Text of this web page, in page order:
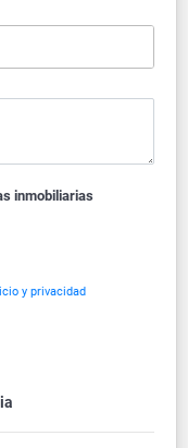
inmobiliarias
y privacidad